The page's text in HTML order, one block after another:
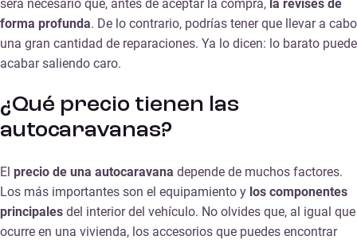
será necesario que, antes de aceptar la compra, la revises de
forma profunda. De lo contrario, podrías tener que llevar a cabo
una gran cantidad de reparaciones. Ya lo dicen: lo barato puede
acabar saliendo caro.
¿Qué precio tienen las
autocaravanas?
El precio de una autocaravana depende de muchos factores.
Los más importantes son el equipamiento y los componentes
principales del interior del vehículo. No olvides que, al igual que
ocurre en una vivienda, los accesorios que puedes encontrar